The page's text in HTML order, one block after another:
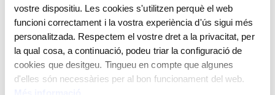
vostre dispositiu. Les cookies s'utilitzen perquè el web
funcioni correctament i la vostra experiència d'ús sigui més
personalitzada. Respectem el vostre dret a la privacitat, per
la qual cosa, a continuació, podeu triar la configuració de
cookies que desitgeu. Tingueu en compte que algunes
d'elles són necessàries per al bon funcionament del web.
AVGG(ustorum duo) i una gràfila de punts.
Encunyat per Carí, emperador romà.
Siscia (actual Sisak). 283-285 dC
Pes: 4,10 g